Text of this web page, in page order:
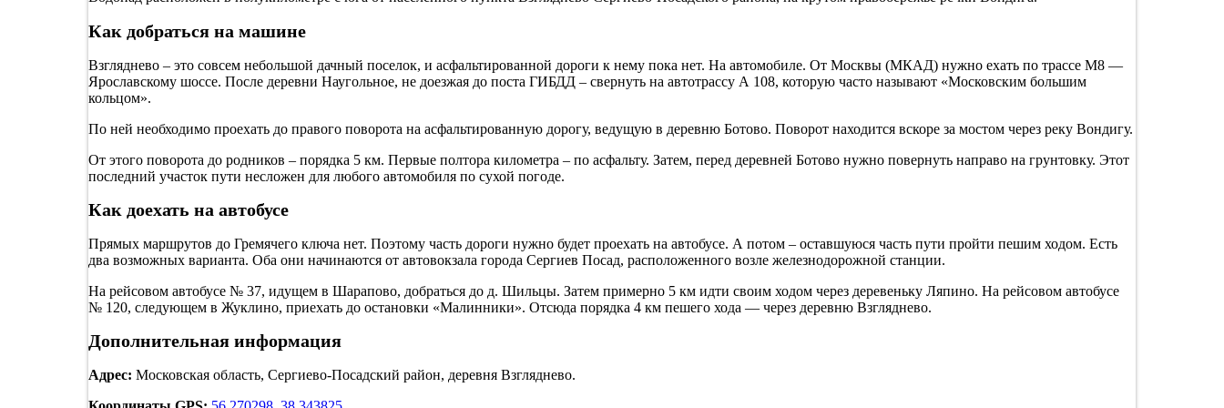
Как добраться на машине
Взгляднево – это совсем небольшой дачный поселок, и асфальтированной дороги к нему пока нет. На автомобиле. От Москвы (МКАД) нужно ехать по трассе М8 —
Ярославскому шоссе. После деревни Наугольное, не доезжая до поста ГИБДД – свернуть на автотрассу А 108, которую часто называют «Московским большим
кольцом».
По ней необходимо проехать до правого поворота на асфальтированную дорогу, ведущую в деревню Ботово. Поворот находится вскоре за мостом через реку Вондигу.
От этого поворота до родников – порядка 5 км. Первые полтора километра – по асфальту. Затем, перед деревней Ботово нужно повернуть направо на грунтовку. Этот
последний участок пути несложен для любого автомобиля по сухой погоде.
Как доехать на автобусе
Прямых маршрутов до Гремячего ключа нет. Поэтому часть дороги нужно будет проехать на автобусе. А потом – оставшуюся часть пути пройти пешим ходом. Есть
два возможных варианта. Оба они начинаются от автовокзала города Сергиев Посад, расположенного возле железнодорожной станции.
На рейсовом автобусе № 37, идущем в Шарапово, добраться до д. Шильцы. Затем примерно 5 км идти своим ходом через деревеньку Ляпино. На рейсовом автобусе
№ 120, следующем в Жуклино, приехать до остановки «Малинники». Отсюда порядка 4 км пешего хода — через деревню Взгляднево.
Дополнительная информация
Адрес: Московская область, Сергиево-Посадский район, деревня Взгляднево.